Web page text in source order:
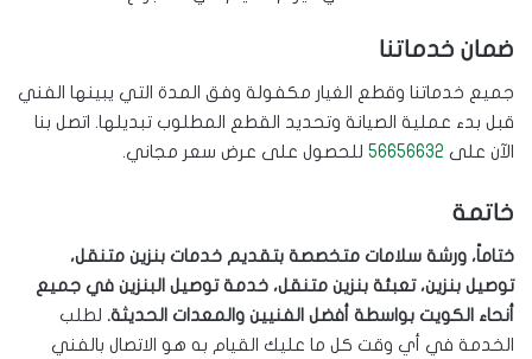
ضمان خدماتنا
جميع خدماتنا وقطع الغيار مكفولة وفق المدة التي يبينها الفني
قبل بدء عملية الصيانة وتحديد القطع المطلوب تبديلها. اتصل بنا
الآن على 56656632 للحصول على عرض سعر مجاني.
خاتمة
ختاماً، ورشة سلامات متخصصة بتقديم خدمات بنزين متنقل،
توصيل بنزين، تعبئة بنزين متنقل، خدمة توصيل البنزين في جميع
أنحاء الكويت بواسطة أفضل الفنيين والمعدات الحديثة. لطلب
الخدمة في أي وقت كل ما عليك القيام به هو الاتصال بالفني